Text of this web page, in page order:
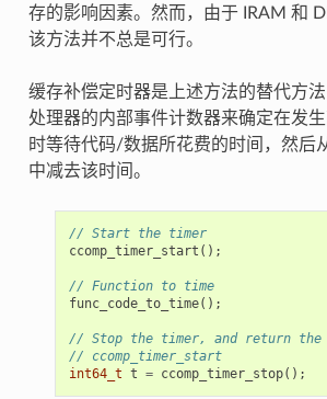
存的影响因素。然而，由于 IRAM 和
该方法并不总是可行。
缓存补偿定时器是上述方法的替代方
处理器的内部事件计数器来确定在发
时等待代码/数据所花费的时间，然后
中减去该时间。
// Start the timer
ccomp_timer_start ();
// Function to time
func_code_to_time();
// Stop the timer, and return the
// ccomp_timer_start
int64_t t = ccomp_timer_stop();